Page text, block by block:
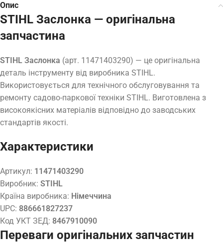
Опис
STIHL Заслонка — оригінальна
запчастина
STIHL Заслонка (арт. 11471403290) — це оригінальна
деталь інструменту від виробника STIHL.
Використовується для технічного обслуговування та
ремонту садово-паркової техніки STIHL. Виготовлена з
високоякісних матеріалів відповідно до заводських
стандартів якості.
Характеристики
Артикул: 11471403290
Виробник: STIHL
Країна виробника: Німеччина
UPC: 886661827237
Код УКТ ЗЕД: 8467910090
Переваги оригінальних запчастин